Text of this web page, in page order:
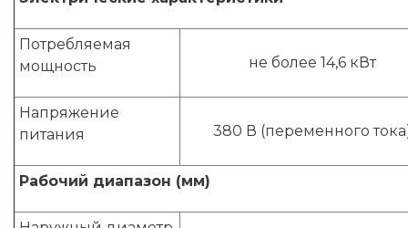
Потребляемая
мощность
не более 14,6 кВт
Напряжение
питания
380 В (переменного
Рабочий диапазон (мм)